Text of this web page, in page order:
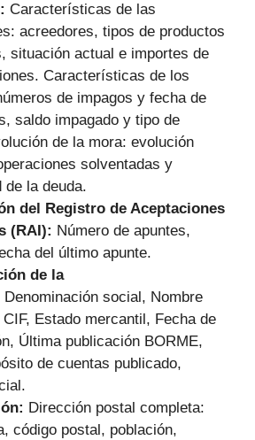
Características de las
acreedores, tipos de productos
situación actual e importes de
Características de los
de impagos y fecha de
saldo impagado y tipo de
de la mora: evolución
solventadas y
de la deuda.
del Registro de Aceptaciones
(RAI): Número de apuntes,
del último apunte.
de la
Denominación social, Nombre
Estado mercantil, Fecha de
Última publicación BORME,
de cuentas publicado,
Dirección postal completa:
código postal, población,